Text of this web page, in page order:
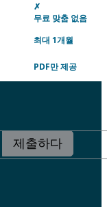
✗
무료 맞춤 없음
최대 1개월
PDF만 제공
제출하다